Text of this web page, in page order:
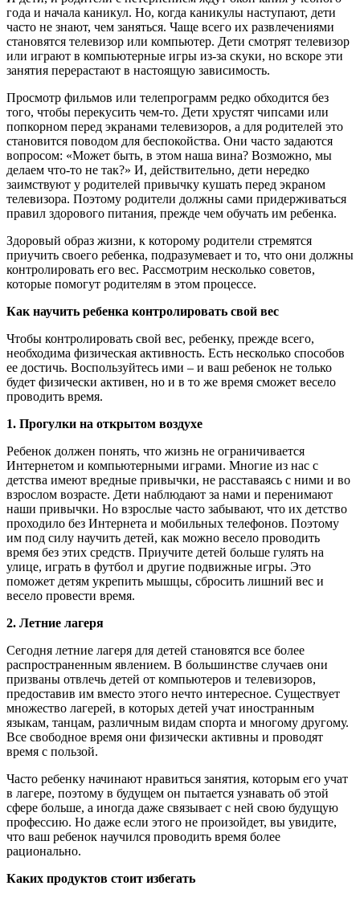
года и начала каникул. Но, когда каникулы наступают, дети
часто не знают, чем заняться. Чаще всего их развлечениями
становятся телевизор или компьютер. Дети смотрят телевизор
или играют в компьютерные игры из-за скуки, но вскоре эти
занятия перерастают в настоящую зависимость.
Просмотр фильмов или телепрограмм редко обходится без
того, чтобы перекусить чем-то. Дети хрустят чипсами или
попкорном перед экранами телевизоров, а для родителей это
становится поводом для беспокойства. Они часто задаются
вопросом: «Может быть, в этом наша вина? Возможно, мы
делаем что-то не так?» И, действительно, дети нередко
заимствуют у родителей привычку кушать перед экраном
телевизора. Поэтому родители должны сами придерживаться
правил здорового питания, прежде чем обучать им ребенка.
Здоровый образ жизни, к которому родители стремятся
приучить своего ребенка, подразумевает и то, что они должны
контролировать его вес. Рассмотрим несколько советов,
которые помогут родителям в этом процессе.
Как научить ребенка контролировать свой вес
Чтобы контролировать свой вес, ребенку, прежде всего,
необходима физическая активность. Есть несколько способов
ее достичь. Воспользуйтесь ими – и ваш ребенок не только
будет физически активен, но и в то же время сможет весело
проводить время.
1. Прогулки на открытом воздухе
Ребенок должен понять, что жизнь не ограничивается
Интернетом и компьютерными играми. Многие из нас с
детства имеют вредные привычки, не расставаясь с ними и во
взрослом возрасте. Дети наблюдают за нами и перенимают
наши привычки. Но взрослые часто забывают, что их детство
проходило без Интернета и мобильных телефонов. Поэтому
им под силу научить детей, как можно весело проводить
время без этих средств. Приучите детей больше гулять на
улице, играть в футбол и другие подвижные игры. Это
поможет детям укрепить мышцы, сбросить лишний вес и
весело провести время.
2. Летние лагеря
Сегодня летние лагеря для детей становятся все более
распространенным явлением. В большинстве случаев они
призваны отвлечь детей от компьютеров и телевизоров,
предоставив им вместо этого нечто интересное. Существует
множество лагерей, в которых детей учат иностранным
языкам, танцам, различным видам спорта и многому другому.
Все свободное время они физически активны и проводят
время с пользой.
Часто ребенку начинают нравиться занятия, которым его учат
в лагере, поэтому в будущем он пытается узнавать об этой
сфере больше, а иногда даже связывает с ней свою будущую
профессию. Но даже если этого не произойдет, вы увидите,
что ваш ребенок научился проводить время более
рационально.
Каких продуктов стоит избегать